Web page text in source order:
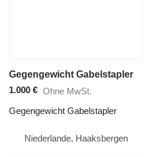
Gegengewicht Gabelstapler
1.000 € Ohne MwSt.
Gegengewicht Gabelstapler
Niederlande, Haaksbergen